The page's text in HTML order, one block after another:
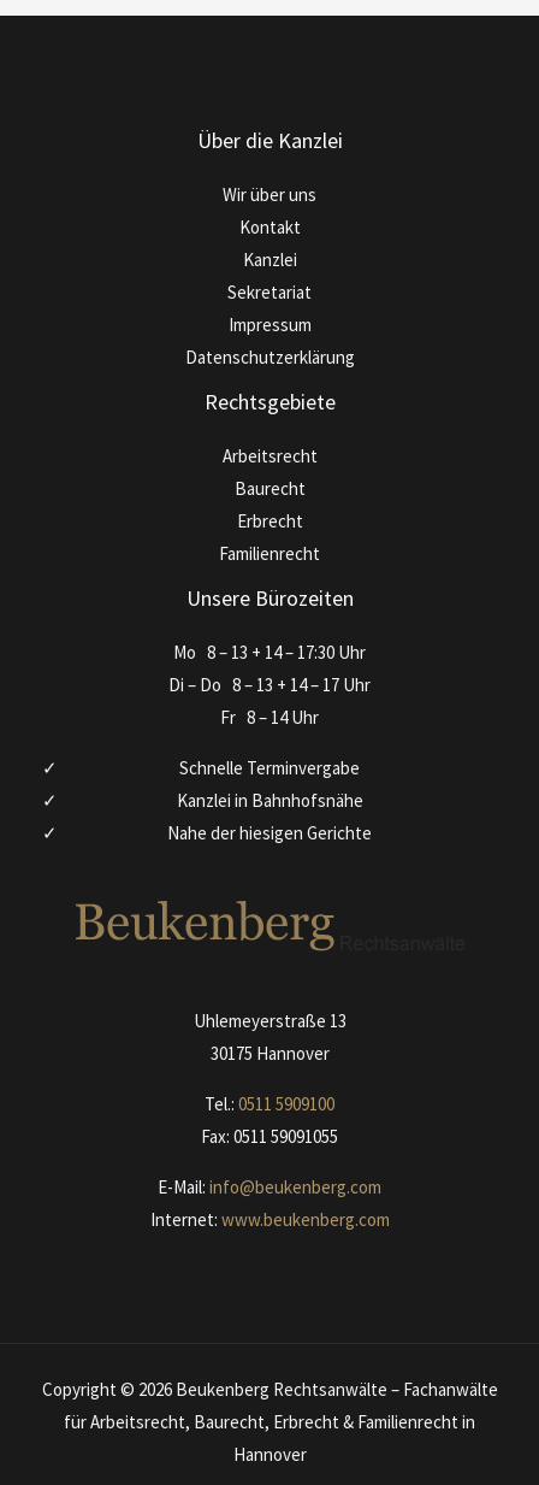
Über die Kanzlei
Wir über uns
Kontakt
Kanzlei
Sekretariat
Impressum
Datenschutzerklärung
Rechtsgebiete
Arbeitsrecht
Baurecht
Erbrecht
Familienrecht
Unsere Bürozeiten
Mo 8 – 13 + 14 – 17:30 Uhr
Di – Do 8 – 13 + 14 – 17 Uhr
Fr 8 – 14 Uhr
Schnelle Terminvergabe
Kanzlei in Bahnhofsnähe
Nahe der hiesigen Gerichte
Uhlemeyerstraße 13
30175 Hannover
Tel.: 0511 5909100
Fax: 0511 59091055
E-Mail: info@beukenberg.com
Internet: www.beukenberg.com
Copyright © 2026 Beukenberg Rechtsanwälte – Fachanwälte
für Arbeitsrecht, Baurecht, Erbrecht & Familienrecht in
Hannover